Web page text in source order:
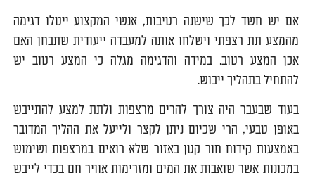
אם יש חשד לכך שישנה רטיבות, אנשי המקצוע ייטלו דגימה
מהמצע תת רצפתי וישלחו אותה למעבדה ייעודית שתבחן האם
אכן המצע רטוב. במידה והדגימה מגלה כי המצע רטוב יש
להתחיל בתהליך ייבוש.
בעוד שבעבר היה צורך להרים מרצפות ולתת למצע להתייבש
באופן טבעי, הרי שכיום ניתן לקצר ולייעל את ההליך המדובר
באמצעות קידוח חור קטן באזור שלא רואים במרצפות ושימוש
במכונות אשר שואבות את המים ומזרימות אוויר חם בכדי לייבש